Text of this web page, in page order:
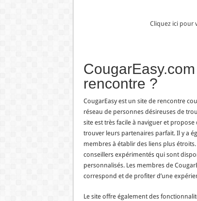
Cliquez ici pour
rencontre ?
CougarEasy est un site de rencontre
réseau de personnes désireuses de
site est très facile à naviguer et
trouver leurs partenaires parfait. Il y a
membres à établir des liens plus
conseillers expérimentés qui sont
personnalisés. Les membres de
correspond et de profiter d’une
Le site offre également des